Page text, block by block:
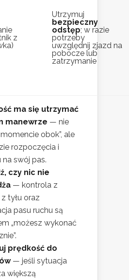
z
Utrzymuj
bezpieczny
odstęp; w razie
potrzeby
uwzględnij zjazd na
pobocze lub
zatrzymanie
ma się utrzymać
manewrze — nie
obok”, ale
rozpoczęcia i
swój pas.
czy nic nie
— kontrola z
tyłu oraz
pasu ruchu są
„możesz wykonać
prędkość do
— jeśli sytuacja
większą